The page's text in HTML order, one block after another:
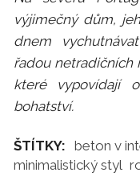
výjimečný dům,
dnem
řadou netradičních
které vypovídají
bohatství.
ŠTÍTKY: beton v
minimalistický styl